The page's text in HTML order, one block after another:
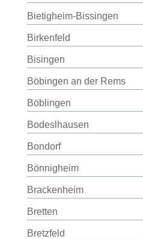
Bietigheim-Bissingen
Birkenfeld
Bisingen
Böbingen an der Rems
Böblingen
Bodeslhausen
Bondorf
Bönnigheim
Brackenheim
Bretten
Bretzfeld